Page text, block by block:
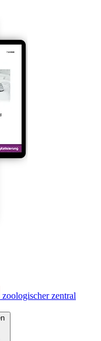
zoologischer zentral